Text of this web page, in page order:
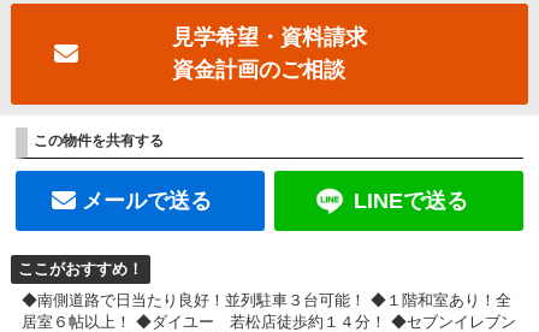
見学希望・資料請求
資金計画のご相談
この物件を共有する
メールで送る LINEで送る
ここがおすすめ！
◆南側道路で日当たり良好！並列駐車３台可能！ ◆１階和室あり！全
居室６帖以上！ ◆ダイユー 若松店徒歩約１４分！ ◆セブンイレブン